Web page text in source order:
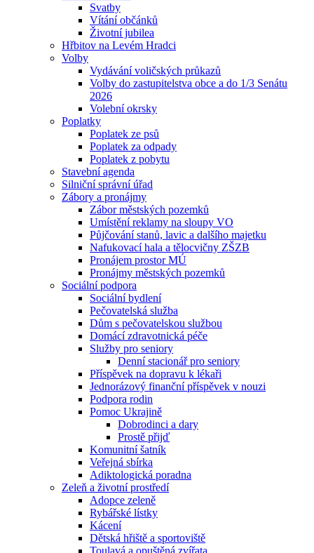
Svatby
Vítání občánků
Životní jubilea
Hřbitov na Levém Hradci
Volby
Vydávání voličských průkazů
Volby do zastupitelstva obce a do 1/3 Senátu
2026
Volební okrsky
Poplatky
Poplatek ze psů
Poplatek za odpady
Poplatek z pobytu
Stavební agenda
Silniční správní úřad
Zábory a pronájmy
Zábor městských pozemků
Umístění reklamy na sloupy VO
Půjčování stanů, lavic a dalšího majetku
Nafukovací hala a tělocvičny ZŠZB
Pronájem prostor MÚ
Pronájmy městských pozemků
Sociální podpora
Sociální bydlení
Pečovatelská služba
Dům s pečovatelskou službou
Domácí zdravotnická péče
Služby pro seniory
Denní stacionář pro seniory
Příspěvek na dopravu k lékaři
Jednorázový finanční příspěvek v nouzi
Podpora rodin
Pomoc Ukrajině
Dobrodinci a dary
Prostě přijď
Komunitní šatník
Veřejná sbírka
Adiktologická poradna
Zeleň a životní prostředí
Adopce zeleně
Rybářské lístky
Kácení
Dětská hřiště a sportoviště
Toulavá a opuštěná zvířata